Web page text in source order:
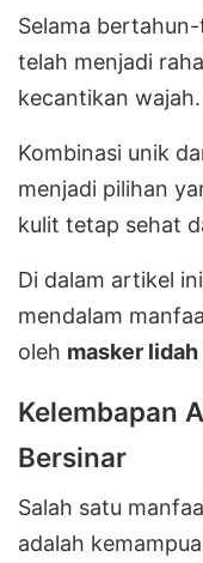
Selama
telah menjadi
kecantikan wajah.
Kombinasi unik
menjadi pilihan
kulit tetap sehat
Di dalam artikel
mendalam
oleh masker
Kelembapan
Bersinar
Salah satu
adalah